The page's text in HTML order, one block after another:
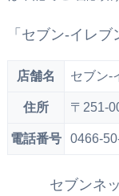
「セブン‐イレ
店舗名 セブン‐
住所 〒251-
電話番号 0466-
セブンネ